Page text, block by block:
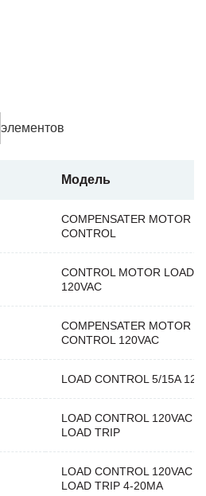
элементов
Модель
COMPENSATER MOTOR
CONTROL
CONTROL MOTOR LOAD
120VAC
COMPENSATER MOTOR
CONTROL 120VAC
LOAD CONTROL 5/15A
LOAD CONTROL 120VAC
LOAD TRIP
LOAD CONTROL 120VAC
LOAD TRIP 4-20MA